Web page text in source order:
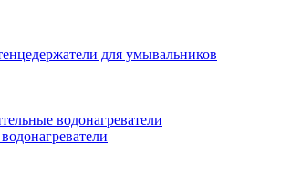
для умывальников
водонагреватели